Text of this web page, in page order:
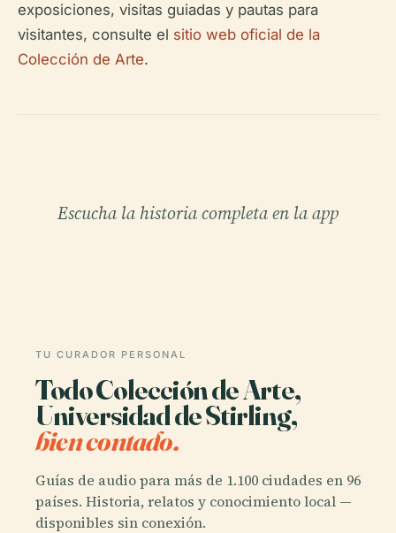
exposiciones, visitas guiadas y pautas para
visitantes, consulte el sitio web oficial de la
Colección de Arte.
Escucha la historia completa en la app
TU CURADOR PERSONAL
Todo Colección de Arte,
Universidad de Stirling,
bien contado.
Guías de audio para más de 1.100 ciudades en 96
países. Historia, relatos y conocimiento local —
disponibles sin conexión.